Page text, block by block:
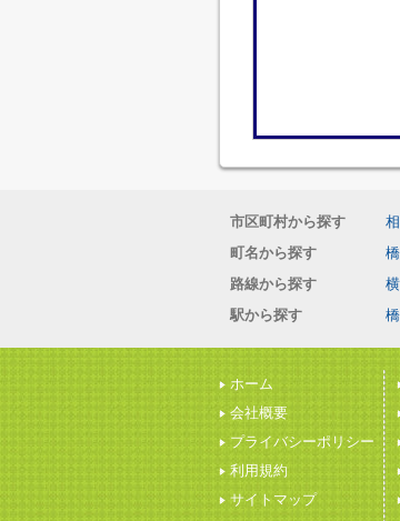
市区町村から探す
町名から探す
路線から探す
駅から探す
ホーム
会社概要
プライバシーポリシー
利用規約
サイトマップ